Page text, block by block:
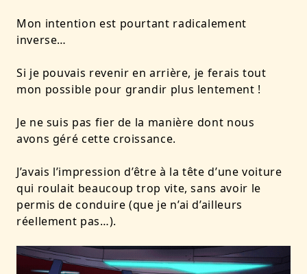
Mon intention est pourtant radicalement
inverse…
Si je pouvais revenir en arrière, je ferais tout
mon possible pour grandir plus lentement !
Je ne suis pas fier de la manière dont nous
avons géré cette croissance.
J’avais l’impression d’être à la tête d’une voiture
qui roulait beaucoup trop vite, sans avoir le
permis de conduire (que je n’ai d’ailleurs
réellement pas…).